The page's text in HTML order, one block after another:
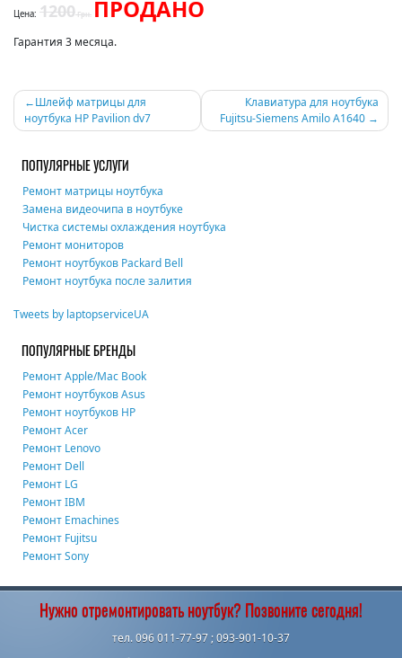
Цена: 1200Грн. ПРОДАНО
Гарантия 3 месяца.
Навигация
по
записям
Шлейф матрицы для
ноутбука HP Pavilion dv7
Клавиатура для ноутбука
Fujitsu-Siemens Amilo A1640
ПОПУЛЯРНЫЕ УСЛУГИ
Ремонт матрицы ноутбука
Замена видеочипа в ноутбуке
Чистка системы охлаждения ноутбука
Ремонт мониторов
Ремонт ноутбуков Packard Bell
Ремонт ноутбука после залития
Tweets by laptopserviceUA
ПОПУЛЯРНЫЕ БРЕНДЫ
Ремонт Apple/Mac Book
Ремонт ноутбуков Asus
Ремонт ноутбуков HP
Ремонт Acer
Ремонт Lenovo
Ремонт Dell
Ремонт LG
Ремонт IBM
Ремонт Emachines
Ремонт Fujitsu
Ремонт Sony
Нужно отремонтировать ноутбук? Позвоните сегодня!
тел. 096 011-77-97 ; 093-901-10-37